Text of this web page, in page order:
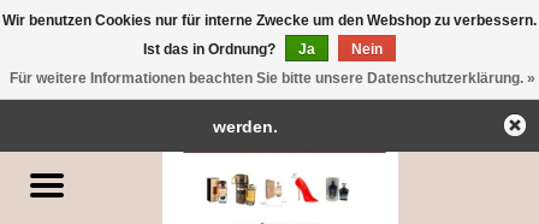
Parfums
Wir benutzen Cookies nur für interne Zwecke um den Webshop zu verbessern.
Ist das in Ordnung?
Ja
Nein
Für weitere Informationen beachten Sie bitte unsere Datenschutzerklärung. »
← Zurück zum BackofficeDieser Shop befindet sich im Aufbau.
Eventuell können nicht alle Bestellungen eingehalten oder erfüllt
werden.